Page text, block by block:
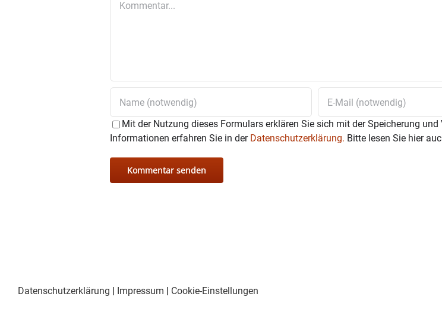
Mit der Nutzung dieses Formulars erklären Sie sich mit der Speicherung
Informationen erfahren Sie in der Datenschutzerklärung. Bitte lesen Sie hier
Datenschutzerklärung | Impressum | Cookie-Einstellungen